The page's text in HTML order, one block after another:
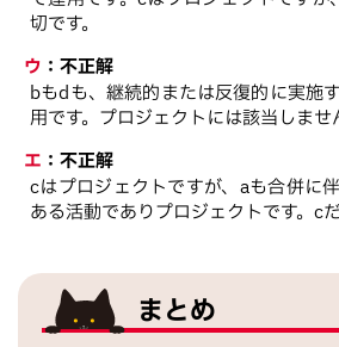
切です。
ウ ： 不正解
bもdも、継続的または反復的に実施
用です。プロジェクトには該当しませ
エ ： 不正解
cはプロジェクトですが、aも合併に
ある活動でありプロジェクトです。c
まとめ